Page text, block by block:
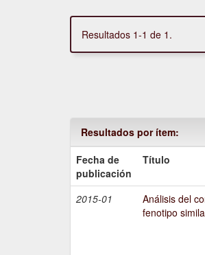
Resultados 1-1 de 1.
Resultados por ítem:
Fecha de
publicación
Título
2015-01
Análisis del
fenotipo